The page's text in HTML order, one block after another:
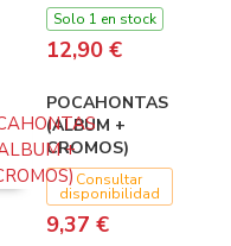
Solo 1 en stock
12,90 €
POCAHONTAS
(ALBUM +
CROMOS)
Consultar
disponibilidad
9,37 €